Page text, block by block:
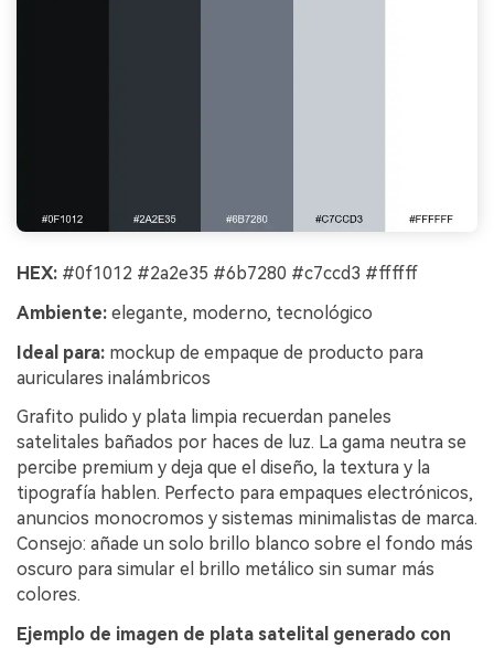
HEX: #0f1012 #2a2e35 #6b7280 #c7ccd3 #ffffff
Ambiente: elegante, moderno, tecnológico
Ideal para: mockup de empaque de producto para
auriculares inalámbricos
Grafito pulido y plata limpia recuerdan paneles
satelitales bañados por haces de luz. La gama neutra se
percibe premium y deja que el diseño, la textura y la
tipografía hablen. Perfecto para empaques electrónicos,
anuncios monocromos y sistemas minimalistas de marca.
Consejo: añade un solo brillo blanco sobre el fondo más
oscuro para simular el brillo metálico sin sumar más
colores.
Ejemplo de imagen de plata satelital generado con